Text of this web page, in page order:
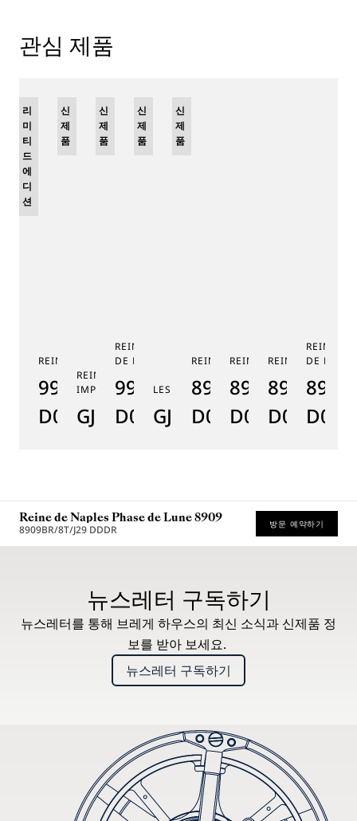
관심 제품
REINE DE NAPLES 9915
9915BB/58/964
D0
리
미
티
드
에
디
션
REINE DE NAPLES PERLES
IMPÉRIALES
GJ29BH89254DD5J4
신
제
품
REINE DE NAPLES PHASE
DE LUNE 9935
9935BH/4Y/J40
D0
신
제
품
LES JARDINS DU PETIT TRIANON
GJE25BH20.8985DB
신
제
품
REINE DE NAPLES 8925
8925BH/5W/J40
D0
신
제
품
REINE DE NAPLES 8918
8918BB/5D/
D0
REINE DE
8938BB/
D0
REINE
DE LUNE
D000
Reine de Naples Phase de Lune 8909
8909BR/8T/J29 DDDR 방문 예약하기
뉴스레터 구독하기
뉴스레터를 통해 브레게 하우스의 최신 소식과 신제품 정
보를 받아 보세요.
뉴스레터 구독하기